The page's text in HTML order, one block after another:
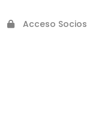
Acceso Socios